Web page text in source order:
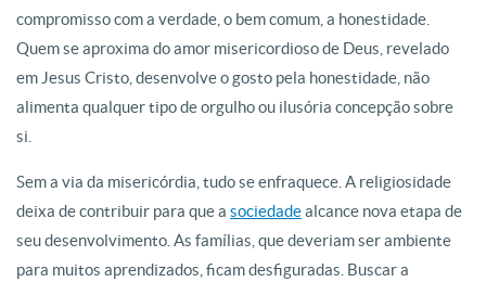
compromisso com a verdade, o bem comum, a honestidade.
Quem se aproxima do amor misericordioso de Deus, revelado
em Jesus Cristo, desenvolve o gosto pela honestidade, não
alimenta qualquer tipo de orgulho ou ilusória concepção sobre
si.
Sem a via da misericórdia, tudo se enfraquece. A religiosidade
deixa de contribuir para que a sociedadealcance nova etapa de
seu desenvolvimento. As famílias, que deveriam ser ambiente
para muitos aprendizados, ficam desfiguradas. Buscar a